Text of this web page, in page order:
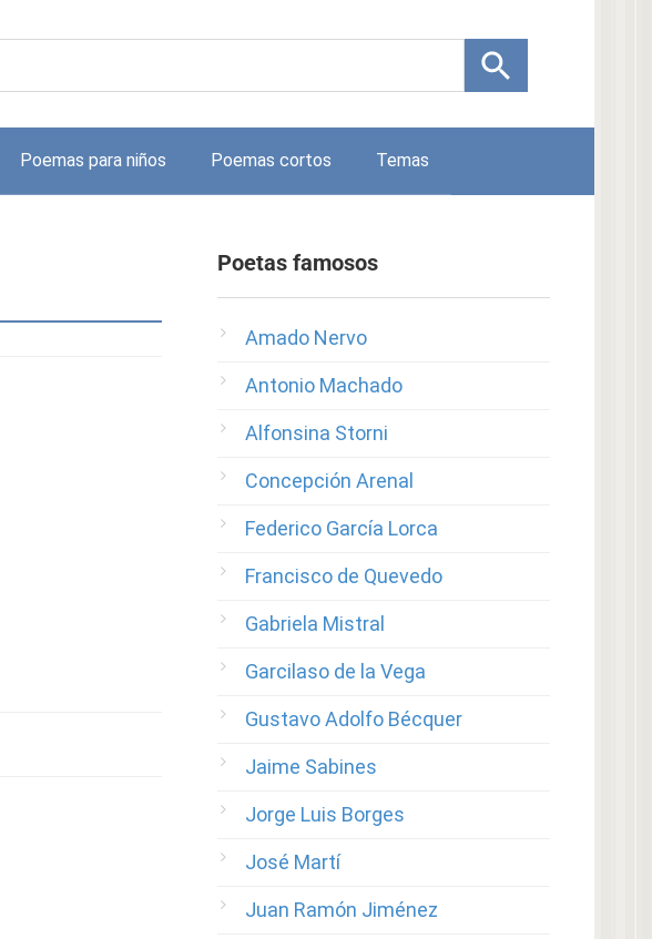
Poemas para niños Poemas cortos Temas
Poetas famosos
Amado Nervo
Antonio Machado
Alfonsina Storni
Concepción Arenal
Federico García Lorca
Francisco de Quevedo
Gabriela Mistral
Garcilaso de la Vega
Gustavo Adolfo Bécquer
Jaime Sabines
Jorge Luis Borges
José Martí
Juan Ramón Jiménez